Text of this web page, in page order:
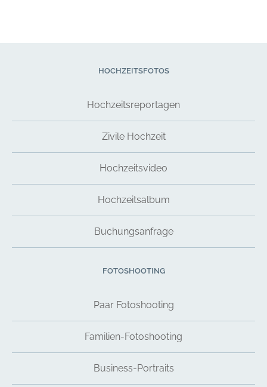
HOCHZEITSFOTOS
Hochzeitsreportagen
Zivile Hochzeit
Hochzeitsvideo
Hochzeitsalbum
Buchungsanfrage
FOTOSHOOTING
Paar Fotoshooting
Familien-Fotoshooting
Business-Portraits